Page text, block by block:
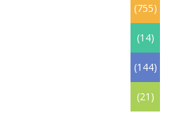
(755)
(14)
(144)
(21)